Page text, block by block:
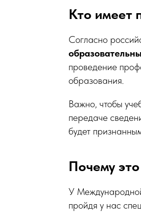
Кто имеет
Согласно
проведение
образования.
Важно, чтобы
передаче
будет
Почему
У
пройдя у нас